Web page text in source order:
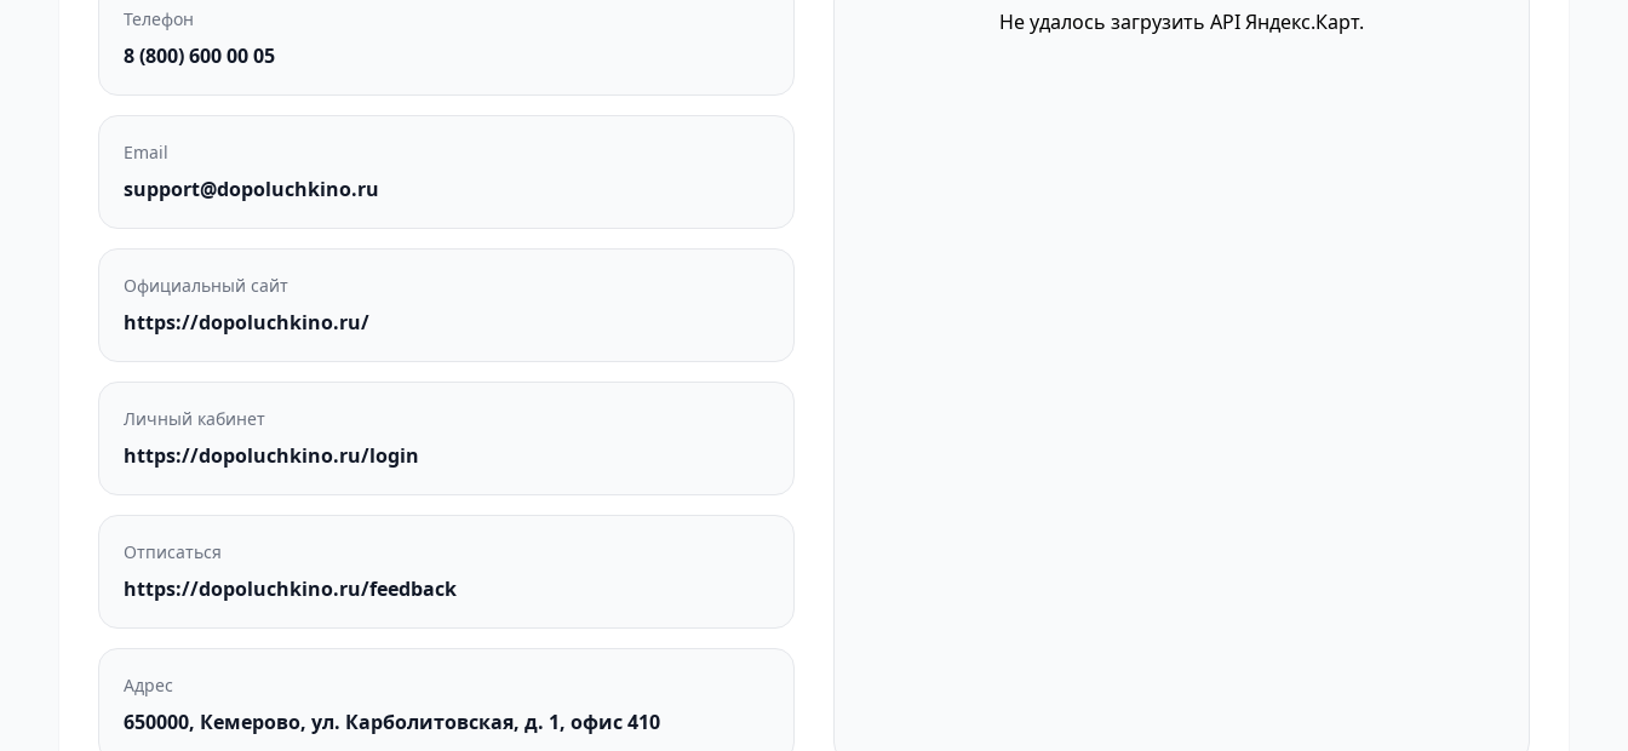
Телефон
8 (800) 600 00 05
Email
support@dopoluchkino.ru
Официальный сайт
https://dopoluchkino.ru/
Личный кабинет
https://dopoluchkino.ru/login
Отписаться
https://dopoluchkino.ru/feedback
Адрес
650000, Кемерово, ул. Карболитовская, д. 1, офис 410
Не удалось загрузить API Яндекс.Карт.